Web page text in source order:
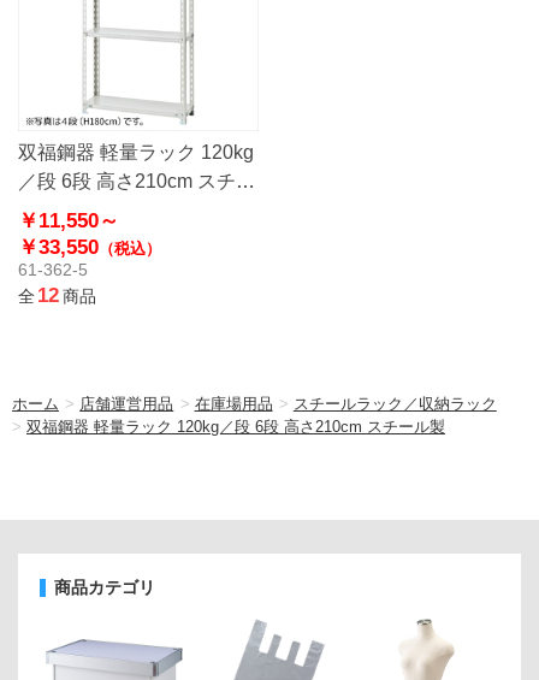
双福鋼器 軽量ラック 120kg
／段 6段 高さ210cm スチー
ル製
￥11,550～
￥33,550 （税込）
61-362-5
全12商品
ホーム > 店舗運営用品 > 在庫場用品 > スチールラック／収納ラック
> 双福鋼器 軽量ラック 120kg／段 6段 高さ210cm スチール製
商品カテゴリ